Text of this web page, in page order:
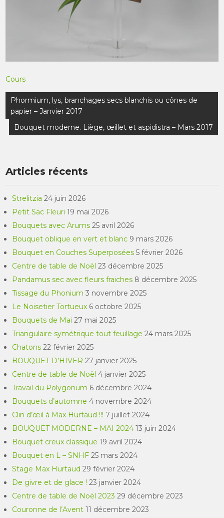
Cours
Navigation
de
l’article
Phormium, lys, branchages secs blanchis ou cônes de
papier – Janvier 2017
Bouquet moderne. Liège, œillet et aspidistra – Mars 2017
Articles récents
Strelitzia 24 juin 2026
Petit Sac Fleuri 19 mai 2026
Bouquets avec Arums 25 avril 2026
Bouquet oblique en vert et blanc 9 mars 2026
Bouquet en Couches Superposées 5 février 2026
Centre de table de Noël 23 décembre 2025
Pandamus sec avec fleurs fraiches 8 décembre 2025
Tissage du Phonium 3 novembre 2025
Le Noisetier Tortueux 6 octobre 2025
Bouquets de Mai 27 mai 2025
Triangulaire symétrique tout feuillage 24 mars 2025
Chatons 22 février 2025
BOUQUET D’HIVER 27 janvier 2025
Centre de table de Noël 4 janvier 2025
Travail du Polygonum 6 décembre 2024
Bouquets d’automne 4 novembre 2024
Clin d’œil à Max Hurtaud !!! 7 juillet 2024
BOUQUET MODERNE – MAI 2024 13 juin 2024
Bouquet creux classique 19 avril 2024
Bouquet en L – SNHF 25 mars 2024
Stage Max Hurtaud 29 février 2024
De givre et de glace ! 23 janvier 2024
Centre de table de Noël 2023 29 décembre 2023
Couronne de l’Avent 11 décembre 2023